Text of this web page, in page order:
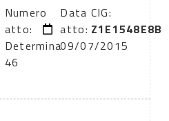
Numero
atto:
Determina
46
Data
atto:
09/07/2015
CIG:
Z1E1548E8B